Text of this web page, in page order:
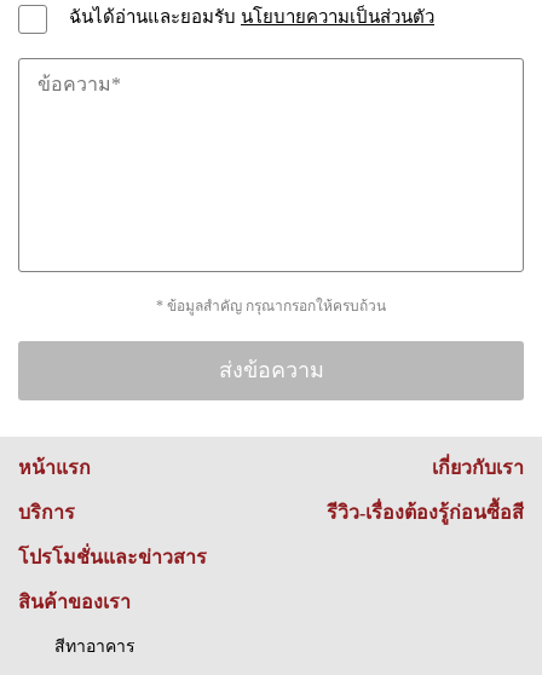
ฉันได้อ่านและยอมรับ นโยบายความเป็นส่วนตัว
* ข้อมูลสำคัญ กรุณากรอกให้ครบถ้วน
หน้าแรก
บริการ
โปรโมชั่นและข่าวสาร
เกี่ยวกับเรา
รีวิว-เรื่องต้องรู้ก่อนซื้อสี
สินค้าของเรา
สีทาอาคาร